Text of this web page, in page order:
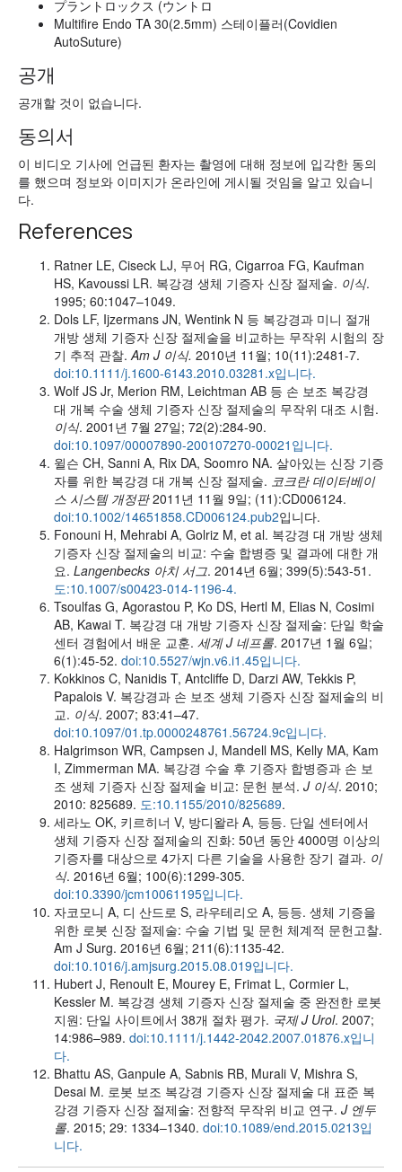
プラントロックス (ウントロ
Multifire Endo TA 30(2.5mm) 스테이플러(Covidien
AutoSuture)
공개
공개할 것이 없습니다.
동의서
이 비디오 기사에 언급된 환자는 촬영에 대해 정보에 입각한 동의
를 했으며 정보와 이미지가 온라인에 게시될 것임을 알고 있습니
다.
References
Ratner LE, Ciseck LJ, 무어 RG, Cigarroa FG, Kaufman
HS, Kavoussi LR. 복강경 생체 기증자 신장 절제술. 이식.
1995; 60:1047–1049.
Dols LF, Ijzermans JN, Wentink N 등 복강경과 미니 절개
개방 생체 기증자 신장 절제술을 비교하는 무작위 시험의 장
기 추적 관찰. Am J 이식. 2010년 11월; 10(11):2481-7.
doi:10.1111/j.1600-6143.2010.03281.x입니다.
Wolf JS Jr, Merion RM, Leichtman AB 등 손 보조 복강경
대 개복 수술 생체 기증자 신장 절제술의 무작위 대조 시험.
이식. 2001년 7월 27일; 72(2):284-90.
doi:10.1097/00007890-200107270-00021입니다.
윌슨 CH, Sanni A, Rix DA, Soomro NA. 살아있는 신장 기증
자를 위한 복강경 대 개복 신장 절제술. 코크란 데이터베이
스 시스템 개정판2011년 11월 9일; (11):CD006124.
doi:10.1002/14651858.CD006124.pub2입니다.
Fonouni H, Mehrabi A, Golriz M, et al. 복강경 대 개방 생체
기증자 신장 절제술의 비교: 수술 합병증 및 결과에 대한 개
요. Langenbecks 아치 서그. 2014년 6월; 399(5):543-51.
도:10.1007/s00423-014-1196-4.
Tsoulfas G, Agorastou P, Ko DS, Hertl M, Elias N, Cosimi
AB, Kawai T. 복강경 대 개방 기증자 신장 절제술: 단일 학술
센터 경험에서 배운 교훈. 세계 J 네프롤. 2017년 1월 6일;
6(1):45-52. doi:10.5527/wjn.v6.i1.45입니다.
Kokkinos C, Nanidis T, Antcliffe D, Darzi AW, Tekkis P,
Papalois V. 복강경과 손 보조 생체 기증자 신장 절제술의 비
교. 이식. 2007; 83:41–47.
doi:10.1097/01.tp.0000248761.56724.9c입니다.
Halgrimson WR, Campsen J, Mandell MS, Kelly MA, Kam
I, Zimmerman MA. 복강경 수술 후 기증자 합병증과 손 보
조 생체 기증자 신장 절제술 비교: 문헌 분석. J 이식. 2010;
2010: 825689. 도:10.1155/2010/825689.
세라노 OK, 키르히너 V, 방디왈라 A, 등등. 단일 센터에서
생체 기증자 신장 절제술의 진화: 50년 동안 4000명 이상의
기증자를 대상으로 4가지 다른 기술을 사용한 장기 결과. 이
식. 2016년 6월; 100(6):1299-305.
doi:10.3390/jcm10061195입니다.
자코모니 A, 디 산드로 S, 라우테리오 A, 등등. 생체 기증을
위한 로봇 신장 절제술: 수술 기법 및 문헌 체계적 문헌고찰.
Am J Surg. 2016년 6월; 211(6):1135-42.
doi:10.1016/j.amjsurg.2015.08.019입니다.
Hubert J, Renoult E, Mourey E, Frimat L, Cormier L,
Kessler M. 복강경 생체 기증자 신장 절제술 중 완전한 로봇
지원: 단일 사이트에서 38개 절차 평가. 국제 J Urol. 2007;
14:986–989. doi:10.1111/j.1442-2042.2007.01876.x입니
다.
Bhattu AS, Ganpule A, Sabnis RB, Murali V, Mishra S,
Desai M. 로봇 보조 복강경 기증자 신장 절제술 대 표준 복
강경 기증자 신장 절제술: 전향적 무작위 비교 연구. J 엔두
롤. 2015; 29: 1334–1340. doi:10.1089/end.2015.0213입
니다.